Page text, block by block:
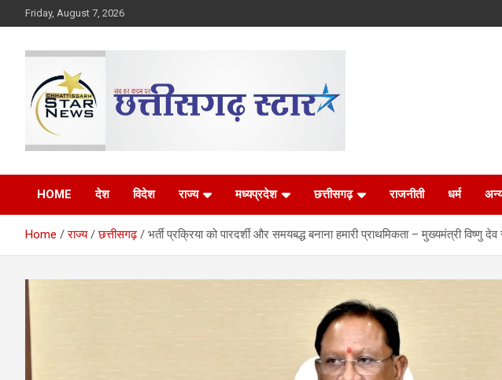
to
Friday, August 7, 2026
Chhattisgarh Star
HOME देश विदेश राज्य मध्यप्रदेश छत्तीसगढ़ राजनीती धर्म
Home राज्य छत्तीसगढ़ भर्ती प्रक्रिया को पारदर्शी और समयबद्ध बनाना हमारी प्राथमिकता – मुख्यमंत्री विष्णु